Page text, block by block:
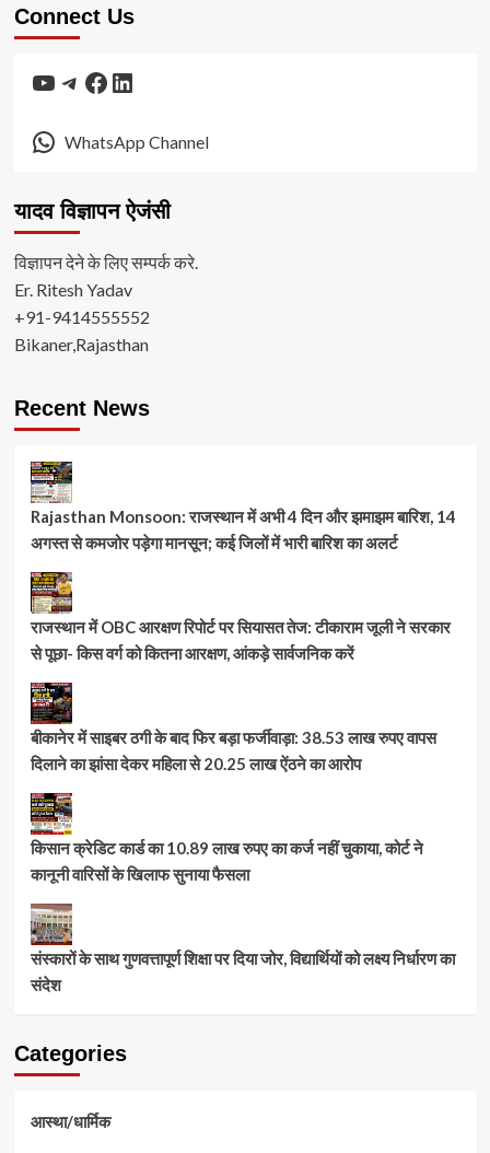
Connect Us
YouTube
Telegram
Facebook
LinkedIn
WhatsApp Channel
यादव विज्ञापन ऐजंसी
विज्ञापन देने के लिए सम्पर्क करे.
Er. Ritesh Yadav
+91-9414555552
Bikaner,Rajasthan
Recent News
Rajasthan Monsoon: राजस्थान में अभी 4 दिन और झमाझम बारिश, 14
अगस्त से कमजोर पड़ेगा मानसून; कई जिलों में भारी बारिश का अलर्ट
राजस्थान में OBC आरक्षण रिपोर्ट पर सियासत तेज: टीकाराम जूली ने सरकार
से पूछा- किस वर्ग को कितना आरक्षण, आंकड़े सार्वजनिक करें
बीकानेर में साइबर ठगी के बाद फिर बड़ा फर्जीवाड़ा: 38.53 लाख रुपए वापस
दिलाने का झांसा देकर महिला से 20.25 लाख ऐंठने का आरोप
किसान क्रेडिट कार्ड का 10.89 लाख रुपए का कर्ज नहीं चुकाया, कोर्ट ने
कानूनी वारिसों के खिलाफ सुनाया फैसला
संस्कारों के साथ गुणवत्तापूर्ण शिक्षा पर दिया जोर, विद्यार्थियों को लक्ष्य निर्धारण का
संदेश
Categories
आस्था/धार्मिक